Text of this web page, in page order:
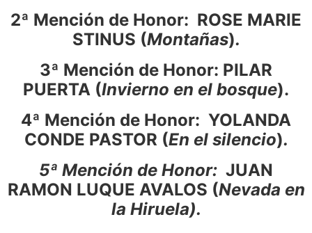
2ª Mención de Honor: ROSE MARIE
STINUS (Montañas).
3ª Mención de Honor: PILAR
PUERTA (Invierno en el bosque).
4ª Mención de Honor: YOLANDA
CONDE PASTOR (En el silencio).
5ª Mención de Honor: JUAN
RAMON LUQUE AVALOS (Nevada en
la Hiruela).